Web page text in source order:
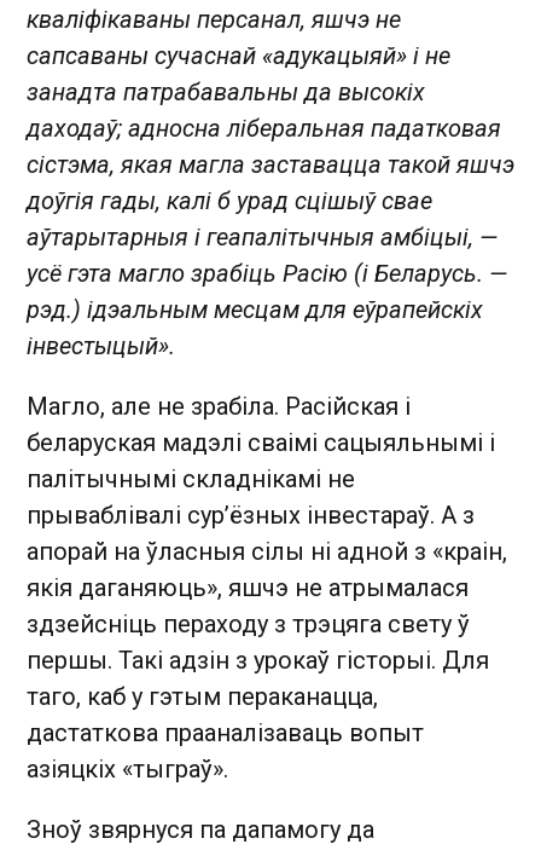
кваліфікаваны персанал, яшчэ не
сапсаваны сучаснай «адукацыяй» і не
занадта патрабавальны да высокіх
даходаў; адносна ліберальная падатковая
сістэма, якая магла заставацца такой яшчэ
доўгія гады, калі б урад сцішыў свае
аўтарытарныя і геапалітычныя амбіцыі, —
усё гэта магло зрабіць Расію (і Беларусь. —
рэд.) ідэальным месцам для еўрапейскіх
інвестыцый».
Магло, але не зрабіла. Расійская і
беларуская мадэлі сваімі сацыяльнымі і
палітычнымі складнікамі не
прываблівалі сур’ёзных інвестараў. А з
апорай на ўласныя сілы ні адной з «краін,
якія даганяюць», яшчэ не атрымалася
здзейсніць пераходу з трэцяга свету ў
першы. Такі адзін з урокаў гісторыі. Для
таго, каб у гэтым пераканацца,
дастаткова прааналізаваць вопыт
азіяцкіх «тыграў».
Зноў звярнуся па дапамогу да